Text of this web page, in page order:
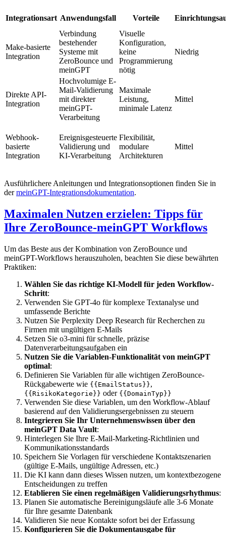
Integrationsart Anwendungsfall Vorteile
Make-basierte
Integration
Verbindung
bestehender
Systeme mit
ZeroBounce und
meinGPT
Visuelle
Konfiguration,
keine
Programmierung
nötig
Niedrig
Direkte API-
Integration
Hochvolumige E-
Mail-Validierung
mit direkter
meinGPT-
Verarbeitung
Maximale
Leistung,
minimale Latenz
Mittel
Webhook-
basierte
Integration
Ereignisgesteuerte
Validierung und
KI-Verarbeitung
Flexibilität,
modulare
Architekturen
Mittel
Ausführlichere Anleitungen und Integrationsoptionen finden Sie in
dermeinGPT-Integrationsdokumentation.
Maximalen Nutzen erzielen: Tipps für
Ihre ZeroBounce-meinGPT Workflows
Um das Beste aus der Kombination von ZeroBounce und
meinGPT-Workflows herauszuholen, beachten Sie diese bewährten
Praktiken:
Wählen Sie das richtige KI-Modell für jeden Workflow-
Schritt:
Verwenden Sie GPT-4o für komplexe Textanalyse und
umfassende Berichte
Nutzen Sie Perplexity Deep Research für Recherchen zu
Firmen mit ungültigen E-Mails
Setzen Sie o3-mini für schnelle, präzise
Datenverarbeitungsaufgaben ein
Nutzen Sie die Variablen-Funktionalität von meinGPT
optimal:
Definieren Sie Variablen für alle wichtigen ZeroBounce-
Rückgabewerte wie {{EmailStatus}},
{{RisikoKategorie}} oder {{DomainTyp}}
Verwenden Sie diese Variablen, um den Workflow-Ablauf
basierend auf den Validierungsergebnissen zu steuern
Integrieren Sie Ihr Unternehmenswissen über den
meinGPT Data Vault:
Hinterlegen Sie Ihre E-Mail-Marketing-Richtlinien und
Kommunikationsstandards
Speichern Sie Vorlagen für verschiedene Kontaktszenarien
(gültige E-Mails, ungültige Adressen, etc.)
Die KI kann dann dieses Wissen nutzen, um kontextbezogene
Entscheidungen zu treffen
Etablieren Sie einen regelmäßigen Validierungsrhythmus:
Planen Sie automatische Bereinigungsläufe alle 3-6 Monate
für Ihre gesamte Datenbank
Validieren Sie neue Kontakte sofort bei der Erfassung
Konfigurieren Sie die Dokumentausgabe für